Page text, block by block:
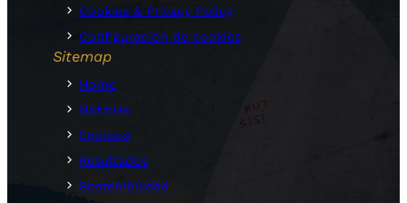
Cookies & Privacy Policy
Configuración de cookies
Sitemap
Home
Noticias
Equipos
Resultados
Sostenibilidad